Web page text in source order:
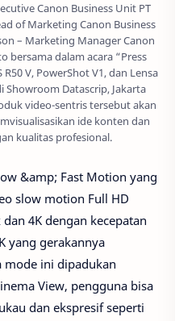
Canon Business Unit PT
of Marketing Canon Business
– Marketing Manager Canon
bersama dalam acara “Press
V, PowerShot V1, dan Lensa
Showroom Datascrip, Jakarta
video-sentris tersebut akan
ide konten dan
kualitas profesional.
&amp; Fast Motion yang
slow motion Full HD
4K dengan kecepatan
yang gerakannya
mode ini dipadukan
View, pengguna bisa
dan ekspresif seperti